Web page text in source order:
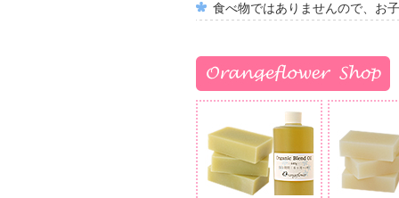
食べ物ではありませんので、お